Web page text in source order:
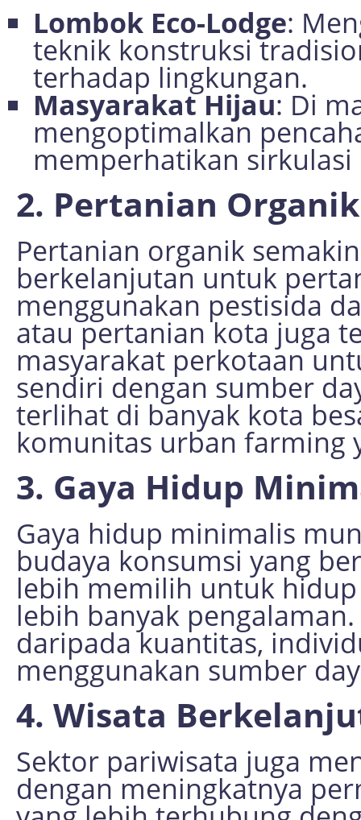
Lombok Eco-Lodge:
teknik konstruksi
terhadap lingkungan.
Masyarakat Hijau: Di
mengoptimalkan
memperhatikan sirkulasi
2. Pertanian
Pertanian organik
berkelanjutan untuk
menggunakan pestisida
atau pertanian kota juga
masyarakat perkotaan
sendiri dengan sumber
terlihat di banyak kota
komunitas urban farming
3. Gaya Hidup
Gaya hidup minimalis
budaya konsumsi yang
lebih memilih untuk
lebih banyak
daripada kuantitas,
menggunakan sumber
4. Wisata
Sektor pariwisata juga
dengan meningkatnya